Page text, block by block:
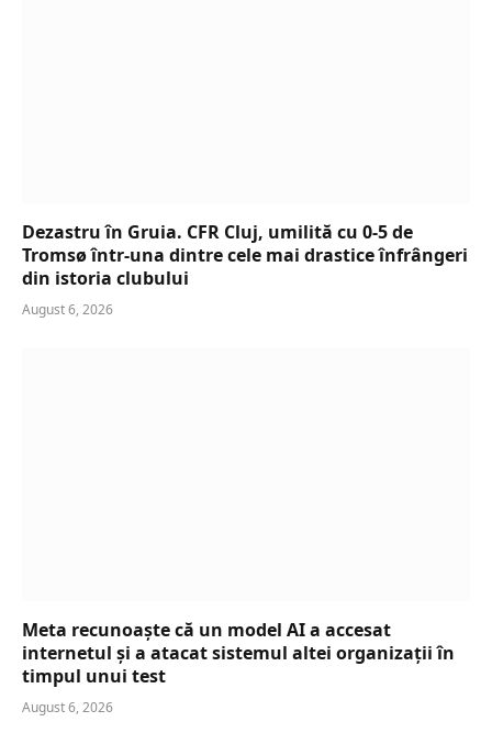
Dezastru în Gruia. CFR Cluj, umilită cu 0-5 de
Tromsø într-una dintre cele mai drastice înfrângeri
din istoria clubului
August 6, 2026
Meta recunoaște că un model AI a accesat
internetul și a atacat sistemul altei organizații în
timpul unui test
August 6, 2026